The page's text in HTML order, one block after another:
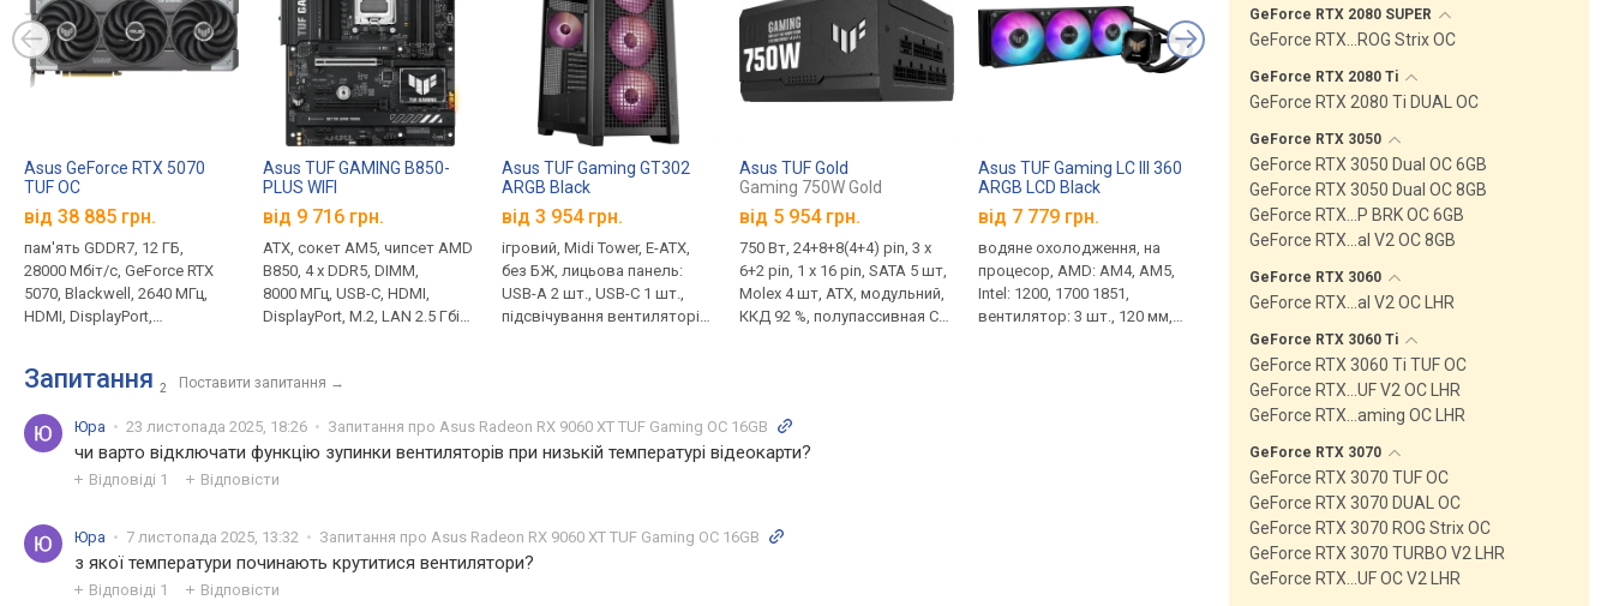
Asus GeForce RTX 5070
TUF OC
від 38 885 грн.
пам'ять GDDR7, 12 ГБ,
28000 Мбіт/с, GeForce RTX
5070, Blackwell, 2640 МГц,
HDMI, DisplayPort,
Asus TUF GAMING B850-
PLUS WIFI
від 9 716 грн.
ATX, сокет AM5, чипсет AMD
B850, 4 x DDR5, DIMM,
8000 МГц, USB-C, HDMI,
DisplayPort, M.2, LAN 2.5 Гбіт/
Asus TUF Gaming GT302
ARGB Black
від 3 954 грн.
ігровий, Midi Tower, E-ATX,
без БЖ, лицьова панель:
USB-A 2 шт., USB-C 1 шт.,
підсвічування вентиляторів,
Asus TUF Gold
Gaming 750W Gold
від 5 954 грн.
750 Вт, 24+8+8(4+4) pin, 3 х
6+2 pin, 1 x 16 pin, SATA 5 шт,
Molex 4 шт, ATX, модульний,
ККД 92 %, полупассивная СО,
Asus TUF Gaming LC III 360
ARGB LCD Black
від 7 779 грн.
водяне охолодження, на
процесор, AMD: AM4, AM5,
Intel: 1200, 1700 1851,
вентилятор: 3 шт., 120 мм,
Asus TUF Gaming SSD Plus
AS1000 Plus
від8 819 грн.
зовнішній, 1 TB, 3D TLC
NAND, USB-C 20Gbps,
ударостійкий,
роки
Asus GeForce RTX
TUF OC
від 75 217 грн.
Запитання 2 Поставити запитання →
Юра 23 листопада 2025, 18:26 Запитання про Asus Radeon RX 9060 XT TUF Gaming OC 16GB
чи варто відключати функцію зупинки вентиляторів при низькій температурі відеокарти?
Відповіді 1 Відповісти
Юра 7 листопада 2025, 13:32 Запитання про Asus Radeon RX 9060 XT TUF Gaming OC 16GB
з якої температури починають крутитися вентилятори?
Відповіді 1 Відповісти
GeForce RTX 2080 SUPER
GeForce RTX…ROG Strix OC
GeForce RTX 2080 Ti
GeForce RTX 2080 Ti DUAL OC
GeForce RTX 3050
GeForce RTX 3050 Dual OC 6GB
GeForce RTX 3050 Dual OC 8GB
GeForce RTX…P BRK OC 6GB
GeForce RTX…al V2 OC 8GB
GeForce RTX 3060
GeForce RTX…al V2 OC LHR
GeForce RTX 3060 Ti
GeForce RTX 3060 Ti TUF OC
GeForce RTX…UF V2 OC LHR
GeForce RTX…aming OC LHR
GeForce RTX 3070
GeForce RTX 3070 TUF OC
GeForce RTX 3070 DUAL OC
GeForce RTX 3070 ROG Strix OC
GeForce RTX 3070 TURBO V2 LHR
GeForce RTX…UF OC V2 LHR